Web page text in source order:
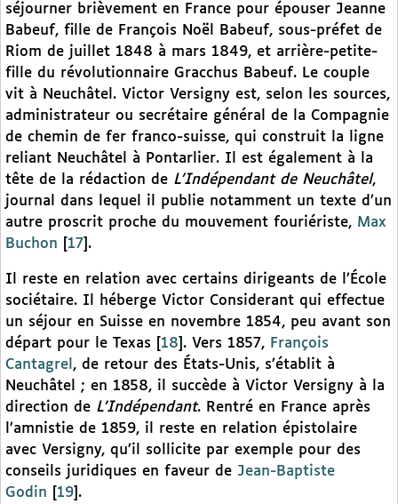
séjourner brièvement en France pour épouser Jeanne
Babeuf, fille de François Noël Babeuf, sous-préfet de
Riom de juillet 1848 à mars 1849, et arrière-petite-
fille du révolutionnaire Gracchus Babeuf. Le couple
vit à Neuchâtel. Victor Versigny est, selon les sources,
administrateur ou secrétaire général de la Compagnie
de chemin de fer franco-suisse, qui construit la ligne
reliant Neuchâtel à Pontarlier. Il est également à la
tête de la rédaction de L’Indépendant de Neuchâtel,
journal dans lequel il publie notamment un texte d’un
autre proscrit proche du mouvement fouriériste, Max
Buchon
17 .
Il reste en relation avec certains dirigeants de l’École
sociétaire. Il héberge Victor Considerant qui effectue
un séjour en Suisse en novembre 1854, peu avant son
départ pour le Texas
18 . Vers 1857, François
Cantagrel , de retour des États-Unis, s’établit à
Neuchâtel ; en 1858, il succède à Victor Versigny à la
direction de L’Indépendant. Rentré en France après
l’amnistie de 1859, il reste en relation épistolaire
avec Versigny, qu’il sollicite par exemple pour des
conseils juridiques en faveur de Jean-Baptiste
Godin
19 .